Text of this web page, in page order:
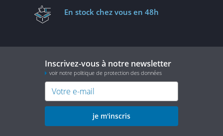
En stock chez vous en 48h
Inscrivez-vous à notre newsletter
voir notre politique de protection des données
je m'inscris